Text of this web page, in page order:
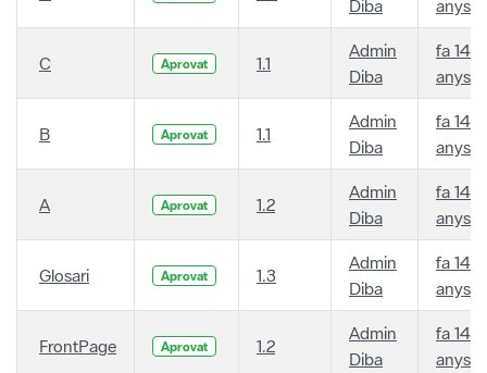
Diba
anys
C Aprovat 1.1
Admin
Diba
fa 14
anys
B Aprovat 1.1
Admin
Diba
fa 14
anys
A Aprovat 1.2
Admin
Diba
fa 14
anys
Glosari Aprovat 1.3
Admin
Diba
fa 14
anys
FrontPage Aprovat 1.2
Admin
Diba
fa 14
anys